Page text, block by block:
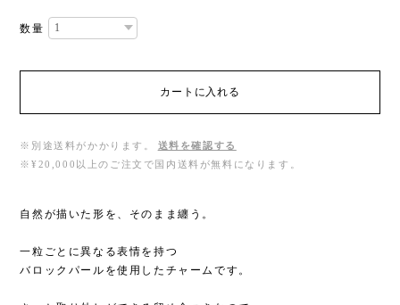
数量
カートに入れる
※別途送料がかかります。
送料を確認する
※¥20,000以上のご注文で国内送料が無料になります。
自然が描いた形を、そのまま纏う。
一粒ごとに異なる表情を持つ
バロックパールを使用したチャームです。